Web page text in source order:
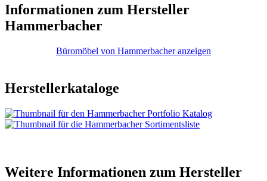
Informationen zum Hersteller
Hammerbacher
Büromöbel von Hammerbacher anzeigen
Herstellerkataloge
Weitere Informationen zum Hersteller